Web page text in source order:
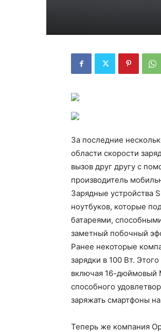
За последние
области скорости
вызов друг другу с
производитель
Зарядные устройства
ноутбуков, которые
батареями,
заметный побочный
Ранее некоторые
зарядки в 100 Вт.
включая 16-дюймовый
способного
заряжать смартфоны
Теперь же компания